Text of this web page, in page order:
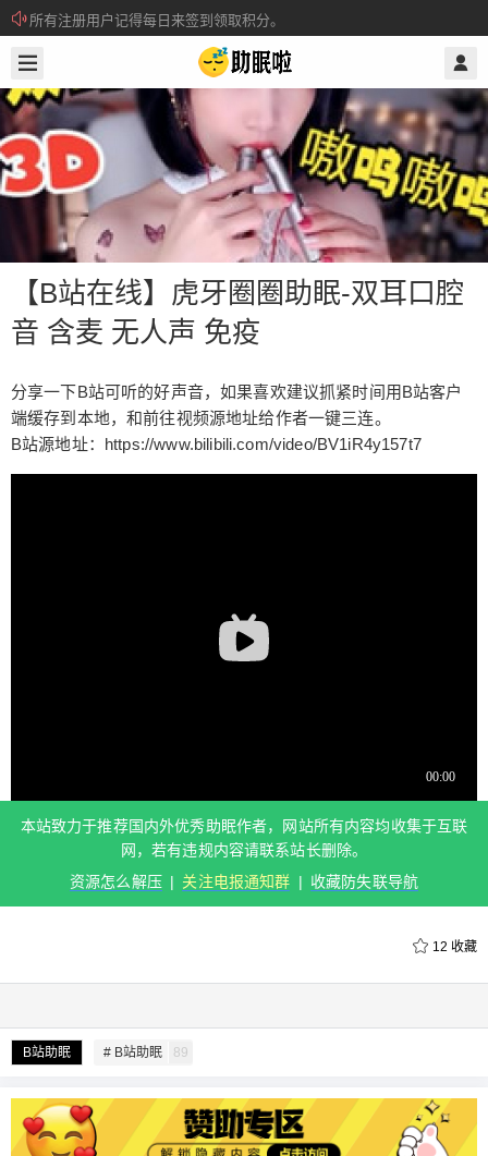
所有注册用户记得每日来签到领取积分。
关注电报通知群，预防网址打不开
【B站在线】虎牙圈圈助眠-双耳口腔
音 含麦 无人声 免疫
分享一下B站可听的好声音，如果喜欢建议抓紧时间用B站客户
端缓存到本地，和前往视频源地址给作者一键三连。
B站源地址：https://www.bilibili.com/video/BV1iR4y157t7
本站致力于推荐国内外优秀助眠作者，网站所有内容均收集于互联
网，若有违规内容请联系站长删除。
资源怎么解压 | 关注电报通知群 | 收藏防失联导航
12 收藏
B站助眠 # B站助眠 89
@ 助眠啦
含麦 无人声 免疫
分享一下B站可听的好声音，如果喜欢建议抓紧时间
容请联系站长删除。 资源怎么解压 | 关注电报通知
群 | 收藏防失联导航 0 收藏
给undefined打赏